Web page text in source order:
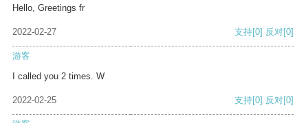
Hello, Greetings fr
2022-02-27 支持[0] 反对[0]
游客
I called you 2 times. W
2022-02-25 支持[0] 反对[0]